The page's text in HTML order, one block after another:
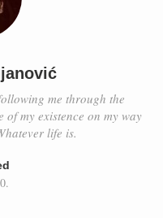
me through the
my existence on my way
life is.